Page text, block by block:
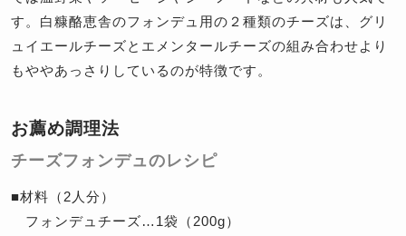
す。白糠酪恵舎のフォンデュ用の２種類のチーズは、グリ
ュイエールチーズとエメンタールチーズの組み合わせより
もややあっさりしているのが特徴です。
お薦め調理法
チーズフォンデュのレシピ
■材料（2人分）
フォンデュチーズ…1袋（200g）